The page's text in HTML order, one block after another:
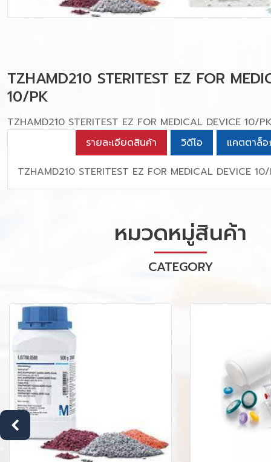
TZHAMD210 STERITEST EZ FOR
10/PK
TZHAMD210 STERITEST EZ FOR MEDICAL DEVICE 10/
รายละเอียดสินค้า
วิดีโอ
แคตตาล็
TZHAMD210 STERITEST EZ FOR MEDICAL DEVICE
หมวดหมู่สินค้า
CATEGORY